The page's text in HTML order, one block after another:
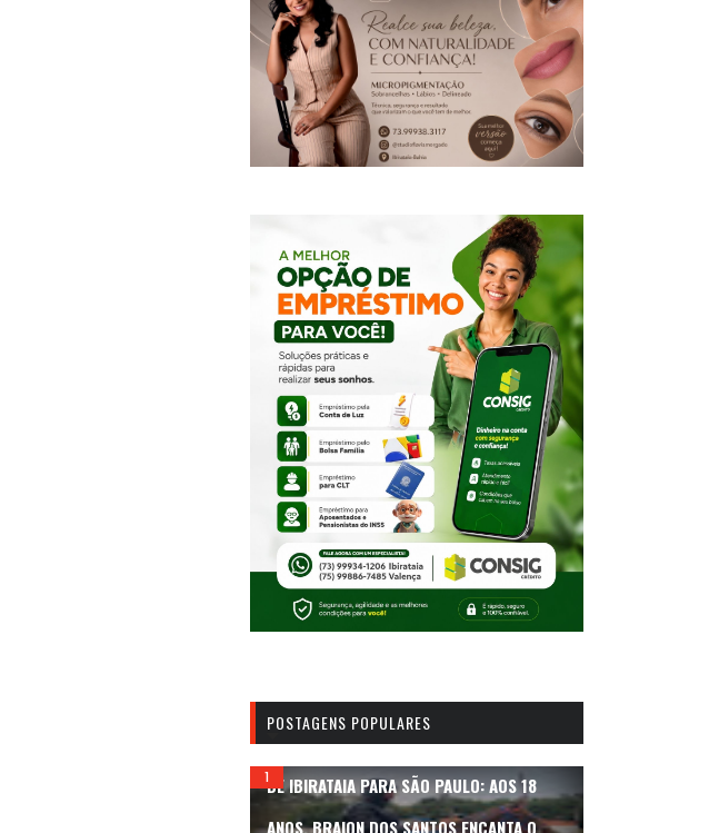
POSTAGENS POPULARES
DE IBIRATAIA PARA SÃO PAULO: AOS 18
ANOS, BRAION DOS SANTOS ENCANTA O